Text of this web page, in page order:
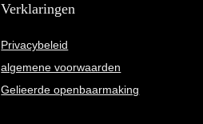
Verklaringen
Privacybeleid
algemene voorwaarden
Gelieerde openbaarmaking